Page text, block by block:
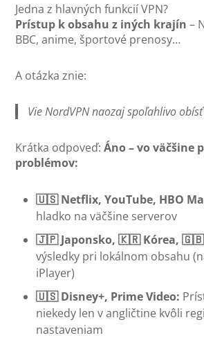
Jedna z hlavných funkcií VPN?
Prístup k obsahu z iných krajín –
BBC, anime, športové prenosy…
A otázka znie:
Vie NordVPN naozaj spoľahlivo
Krátka odpoveď:Áno – vo väčšine
problémov:
🇺🇸 Netflix, YouTube, HBO
hladko na väčšine serverov
🇯🇵 Japonsko, 🇰🇷 Kórea, 🇬🇧
výsledky pri lokálnom obsahu
iPlayer)
🇺🇸 Disney+, Prime Video:
niekedy len v angličtine kvôli
nastaveniam